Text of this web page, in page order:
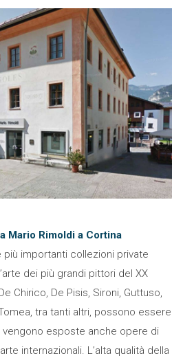
Mario Rimoldi a Cortina
più importanti collezioni private
dei più grandi pittori del XX
Chirico, De Pisis, Sironi, Guttuso,
tra tanti altri, possono essere
esposte anche opere di
internazionali. L’alta qualità della